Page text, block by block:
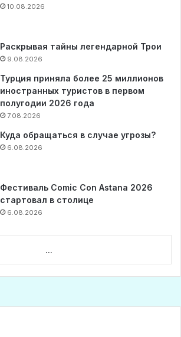
10.08.2026
Раскрывая тайны легендарной Трои
9.08.2026
Турция приняла более 25 миллионов
иностранных туристов в первом
полугодии 2026 года
7.08.2026
Куда обращаться в случае угрозы?
6.08.2026
Фестиваль Comic Con Astana 2026
стартовал в столице
6.08.2026
...